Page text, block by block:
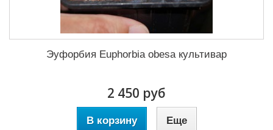
Эуфорбия Euphorbia obesa культивар
2 450 руб
В корзину Еще